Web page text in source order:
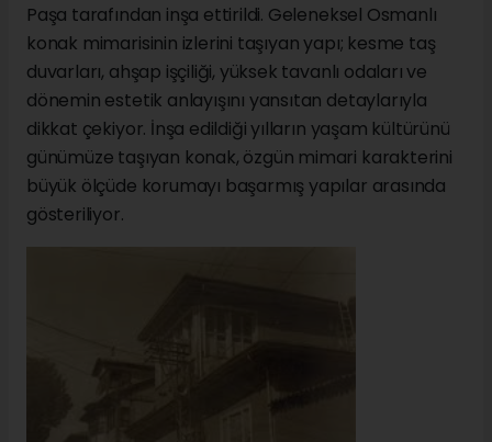
Paşa tarafından inşa ettirildi. Geleneksel Osmanlı
konak mimarisinin izlerini taşıyan yapı; kesme taş
duvarları, ahşap işçiliği, yüksek tavanlı odaları ve
dönemin estetik anlayışını yansıtan detaylarıyla
dikkat çekiyor. İnşa edildiği yılların yaşam kültürünü
günümüze taşıyan konak, özgün mimari karakterini
büyük ölçüde korumayı başarmış yapılar arasında
gösteriliyor.